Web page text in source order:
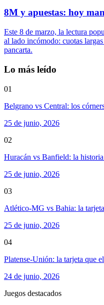
8M y apuestas: hoy
Este 8 de marzo, la lectura
al lado incómodo: cuotas
pancarta.
Lo más leído
01
Belgrano vs Central: los
25 de junio, 2026
02
Huracán vs Banfield: la
25 de junio, 2026
03
Atlético-MG vs Bahia: la
25 de junio, 2026
04
Platense-Unión: la tarjeta que
24 de junio, 2026
Juegos destacados